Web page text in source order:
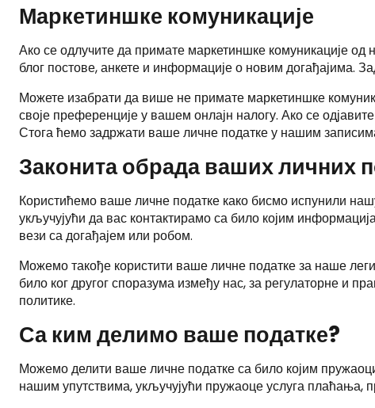
Маркетиншке комуникације
Ако се одлучите да примате маркетиншке комуникације
блог постове, анкете и информације о новим догађајима.
Можете изабрати да више не примате маркетиншке
своје преференције у вашем онлајн налогу. Ако се
Стога ћемо задржати ваше личне податке у нашим
Законита обрада ваших личних
Користићемо ваше личне податке како бисмо испунили
укључујући да вас контактирамо са било којим
вези са догађајем или робом.
Можемо такође користити ваше личне податке за наше
било ког другог споразума између нас, за регулаторне и
политике.
Са ким делимо ваше податке?
Можемо делити ваше личне податке са било којим
нашим упутствима, укључујући пружаоце услуга плаћања,